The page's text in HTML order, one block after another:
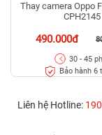
Thay camera Oppo
CPH2145
490.000đ
30 - 45
Bảo hành 6
Liên hệ Hotline: